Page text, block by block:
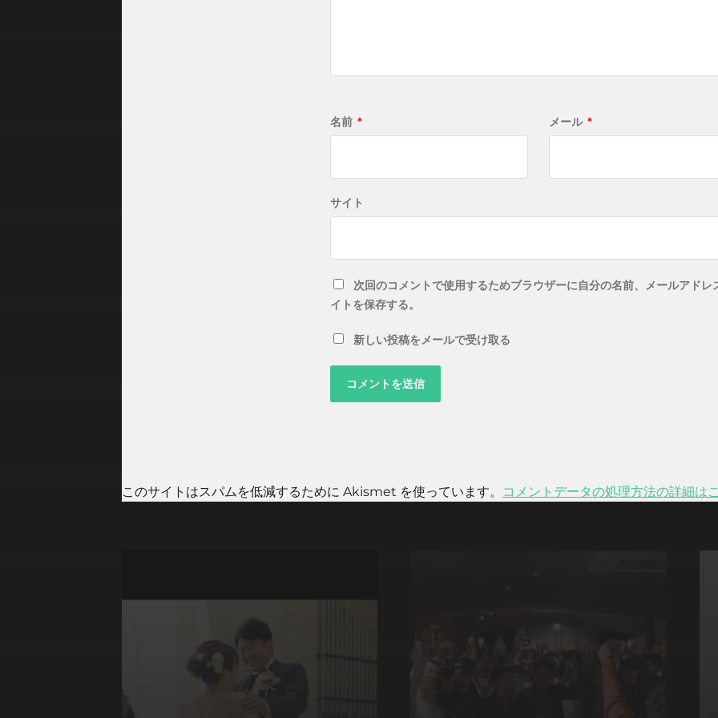
名前 * メール *
サイト
次回のコメントで使用するためブラウザーに自分の名前、メールアドレ
イトを保存する。
新しい投稿をメールで受け取る
このサイトはスパムを低減するために Akismet を使っています。 コメントデータの処理方法の詳細は